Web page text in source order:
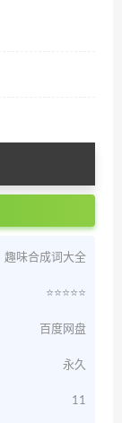
趣味合成词大全
⭐️⭐️⭐️⭐️⭐️
百度网盘
永久
11